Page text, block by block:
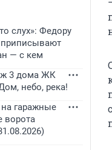
слух»: Федору
приписывают
— с кем
3 дома ЖК
небо, река!
гаражные
ворота